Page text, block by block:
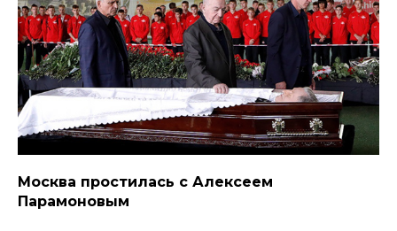
Москва простилась с Алексеем
Парамоновым